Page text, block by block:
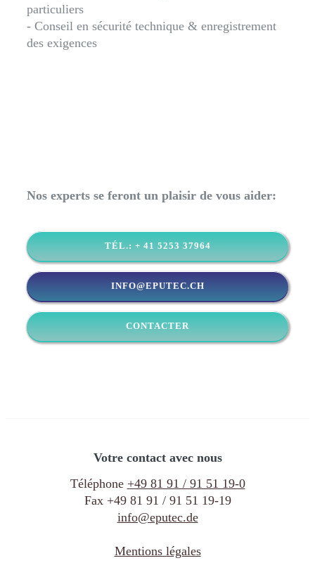
particuliers
- Conseil en sécurité technique & enregistrement
des exigences
Nos experts se feront un plaisir de vous aider:
TÉL.: + 41 5253 37964
INFO@EPUTEC.CH
CONTACTER
Votre contact avec nous
Téléphone +49 81 91 / 91 51 19-0
Fax +49 81 91 / 91 51 19-19
info@eputec.de
Mentions légales